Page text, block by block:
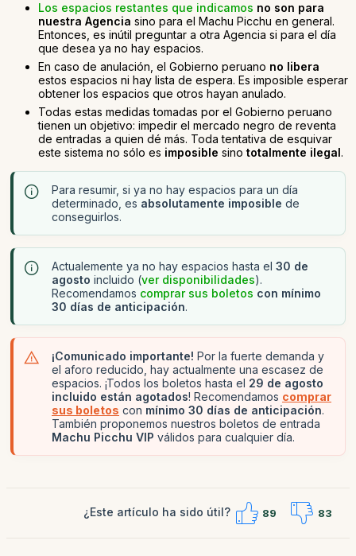
Los espacios restantes que indicamos no son para
nuestra Agencia sino para el Machu Picchu en general.
Entonces, es inútil preguntar a otra Agencia si para el día
que desea ya no hay espacios.
En caso de anulación, el Gobierno peruano no libera
estos espacios ni hay lista de espera. Es imposible esperar
obtener los espacios que otros hayan anulado.
Todas estas medidas tomadas por el Gobierno peruano
tienen un objetivo: impedir el mercado negro de reventa
de entradas a quien dé más. Toda tentativa de esquivar
este sistema no sólo es imposible sino totalmente ilegal.
Para resumir, si ya no hay espacios para un día
determinado, es absolutamente imposible de
conseguirlos.
Actualemente ya no hay espacios hasta el 30 de
agosto incluido (ver disponibilidades).
Recomendamos comprar sus boletos con mínimo
30 días de anticipación.
¡Comunicado importante! Por la fuerte demanda y
el aforo reducido, hay actualmente una escasez de
espacios. ¡Todos los boletos hasta el 29 de agosto
incluido están agotados! Recomendamos comprar
sus boletos con mínimo 30 días de anticipación.
También proponemos nuestros boletos de entrada
Machu Picchu VIP válidos para cualquier día.
¿Este artículo ha sido útil? 89 83